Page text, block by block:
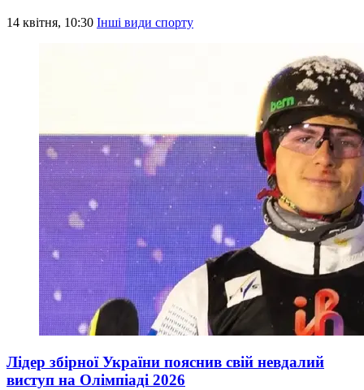
14 квітня, 10:30 Інші види спорту
Лідер збірної України пояснив свій невдалий
виступ на Олімпіаді 2026